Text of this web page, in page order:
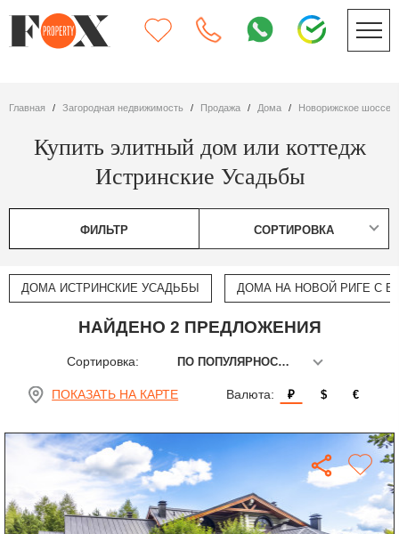
Главная Загородная недвижимость Продажа дома Новорижское шоссе
Купить элитный дом или коттедж
Истринские Усадьбы
ФИЛЬТР СОРТИРОВКА
ДОМА ИСТРИНСКИЕ УСАДЬБЫ ДОМА НА НОВОЙ РИГЕ С
НАЙДЕНО 2 ПРЕДЛОЖЕНИЯ
Сортировка: ПО ПОПУЛЯРНОСТИ
ПОКАЗАТЬ НА КАРТЕ Валюта: ₽ $ €